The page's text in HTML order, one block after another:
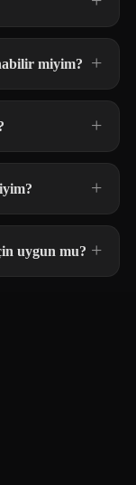
miyim?
uygun mu?